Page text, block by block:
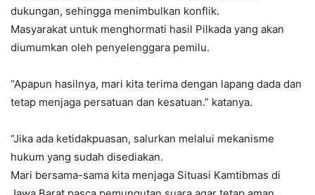
dukungan, sehingga menimbulkan konflik.
Masyarakat untuk menghormati hasil Pilkada yang akan
diumumkan oleh penyelenggara pemilu.
“Apapun hasilnya, mari kita terima dengan lapang dada dan
tetap menjaga persatuan dan kesatuan.” katanya.
“Jika ada ketidakpuasan, salurkan melalui mekanisme
hukum yang sudah disediakan.
Mari bersama-sama kita menjaga Situasi Kamtibmas di